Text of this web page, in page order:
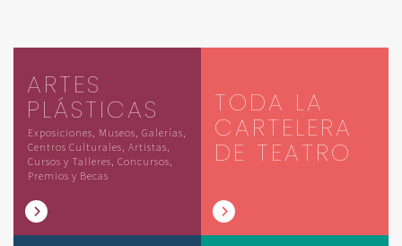
ARTES
PLÁSTICAS
Exposiciones, Museos, Galerías,
Centros Culturales, Artistas,
Cursos y Talleres, Concursos,
Premios y Becas
TODA LA
CARTELERA
DE TEATRO